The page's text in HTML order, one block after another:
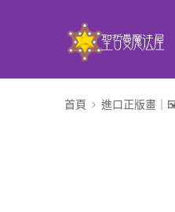
首頁 進口正版畫｜